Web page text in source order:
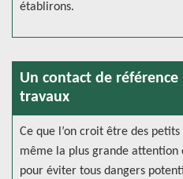
établirons.
Un contact de
travaux
Ce que l’on croit être des
même la plus grande
pour éviter tous dangers